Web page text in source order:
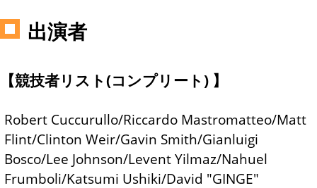
出演者
競技者リスト(コンプリート)
Robert Cuccurullo/Riccardo Mastromatteo/Matt
Flint/Clinton Weir/Gavin Smith/Gianluigi
Bosco/Lee Johnson/Levent Yilmaz/Nahuel
Frumboli/Katsumi Ushiki/David "GINGE"